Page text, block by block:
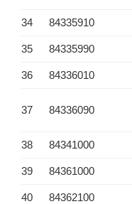
34 84335910
35 84335990
36 84336010
37 84336090
38 84341000
39 84361000
40 84362100